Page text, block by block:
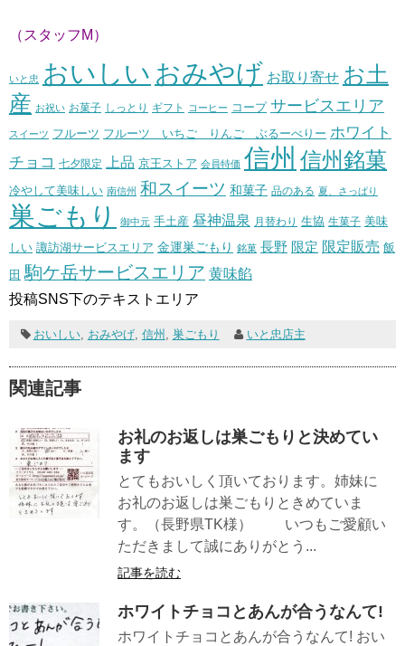
（スタッフM）
いと忠 おいしい おみやげ お取り寄せ お土
産 お祝い お菓子 しっとり ギフト コーヒー コープ サービスエリア
スイーツ フルーツ フルーツ いちご りんご ぶるーべりー ホワイト
チョコ 七夕限定 上品 京王ストア 会員特価 信州 信州銘菓
冷やして美味しい 南信州 和スイーツ 和菓子 品のある 夏、さっぱり
巣ごもり 御中元 手土産 昼神温泉 月替わり 生協 生菓子 美味
しい 諏訪湖サービスエリア 金運巣ごもり 銘菓 長野 限定 限定販売 飯
田 駒ケ岳サービスエリア 黄味餡
投稿SNS下のテキストエリア
おいしい, おみやげ, 信州 巣ごもり いと忠店主
関連記事
お礼のお返しは巣ごもりと決めてい
ます
とてもおいしく頂いております。姉妹に
お礼のお返しは巣ごもりときめていま
す。（長野県TK様） いつもご愛顧い
ただきまして誠にありがとう...
記事を読む
ホワイトチョコとあんが合うなんて!
ホワイトチョコとあんが合うなんて! おい